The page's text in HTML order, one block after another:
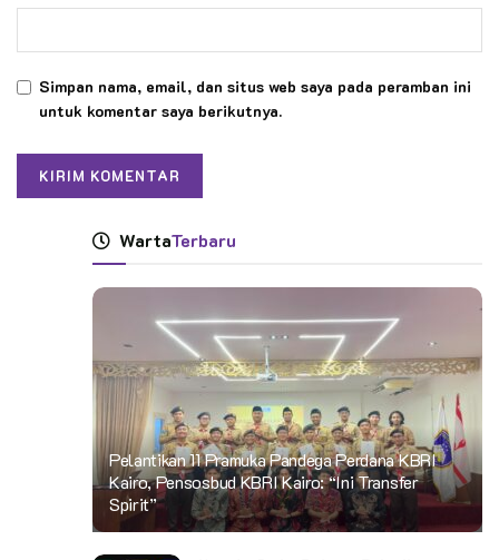
Simpan nama, email, dan situs web saya pada peramban ini
untuk komentar saya berikutnya.
WartaTerbaru
Pelantikan 11 Pramuka Pandega Perdana KBRI
Kairo, Pensosbud KBRI Kairo: “Ini Transfer
Spirit”